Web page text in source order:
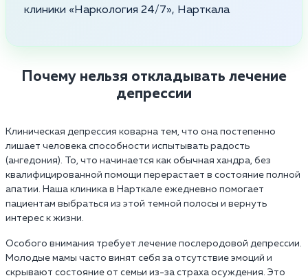
клиники «Наркология 24/7», Нарткала
Почему нельзя откладывать лечение
депрессии
Клиническая депрессия коварна тем, что она постепенно
лишает человека способности испытывать радость
(ангедония). То, что начинается как обычная хандра, без
квалифицированной помощи перерастает в состояние полной
апатии. Наша клиника в Нарткале ежедневно помогает
пациентам выбраться из этой темной полосы и вернуть
интерес к жизни.
Особого внимания требует лечение послеродовой депрессии.
Молодые мамы часто винят себя за отсутствие эмоций и
скрывают состояние от семьи из-за страха осуждения. Это